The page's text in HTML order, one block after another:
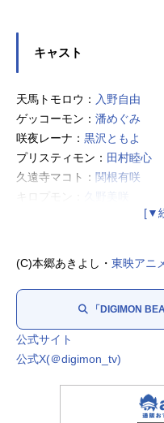
キャスト
天馬トモロウ： 入野自由
ゲッコーモン： 潘めぐみ
咲夜レーナ： 黒沢ともよ
プリスティモン： 田村睦心
久遠寺マコト： 関根有咲
天馬アスカ：
中井和哉
鹿沼ホタルコ：川口桜
グラニット：井上麻里奈
セラフィ内藤：竹内良太
忽那カイト：
中村悠一
白
三上哲
(C)本郷あきよし・ 東映アニ
「DIGIMON
公式サイト
公式X(＠digimon_tv)